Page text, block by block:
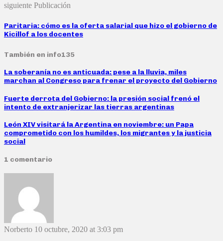
siguiente Publicación
Paritaria: cómo es la oferta salarial que hizo el gobierno de
Kicillof a los docentes
También en info135
La soberanía no es anticuada: pese a la lluvia, miles
marchan al Congreso para frenar el proyecto del Gobierno
Fuerte derrota del Gobierno: la presión social frenó el
intento de extranjerizar las tierras argentinas
León XIV visitará la Argentina en noviembre: un Papa
comprometido con los humildes, los migrantes y la justicia
social
1 comentario
Norberto 10 octubre, 2020 at 3:03 pm